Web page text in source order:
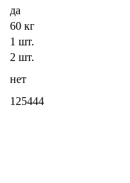
да
60 кг
1 шт.
2 шт.
нет
125444